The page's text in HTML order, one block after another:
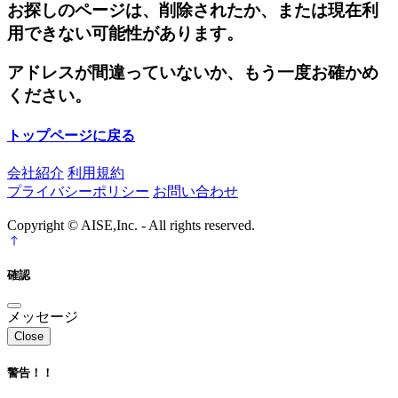
お探しのページは、削除されたか、または現在利
用できない可能性があります。
アドレスが間違っていないか、もう一度お確かめ
ください。
トップページに戻る
会社紹介 利用規約
プライバシーポリシー お問い合わせ
Copyright © AISE,Inc. - All rights reserved.
確認
メッセージ
Close
警告！！